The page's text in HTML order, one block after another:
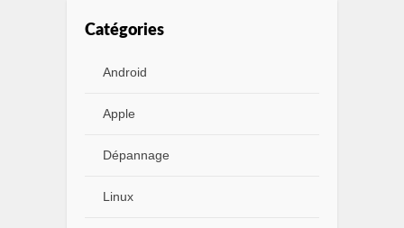
Catégories
Android
Apple
Dépannage
Linux